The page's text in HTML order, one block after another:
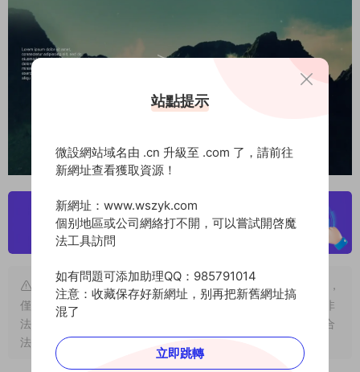
版權聲明：本站大部分素材及軟件源于網絡收集和網友分享，
僅限用于個人學習和研究目的；不得将上述内容用于商業或者非
法用途，否則，一切後果由用戶自負。若本站内容侵犯了您的合
法權益，可及時聯系我們進行删除！
站點提示
微設網站域名由 .cn 升級至 .com 了，請前往
新網址查看獲取資源！
新網址：www.wszyk.com
個别地區或公司網絡打不開，可以嘗試開啓魔
法工具訪問
如有問題可添加助理QQ：985791014
注意：收藏保存好新網址，别再把新舊網址搞
混了
立即跳轉